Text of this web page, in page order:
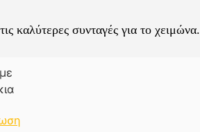
καλύτερες συνταγές για το χειμώνα.